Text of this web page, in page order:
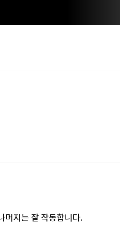
머지는 잘 작동합니다.